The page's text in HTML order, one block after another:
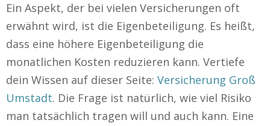
Ein Aspekt, der bei vielen Versicherungen oft
erwähnt wird, ist die Eigenbeteiligung. Es heißt,
dass eine höhere Eigenbeteiligung die
monatlichen Kosten reduzieren kann. Vertiefe
dein Wissen auf dieser Seite: Versicherung Groß
Umstadt. Die Frage ist natürlich, wie viel Risiko
man tatsächlich tragen will und auch kann. Eine